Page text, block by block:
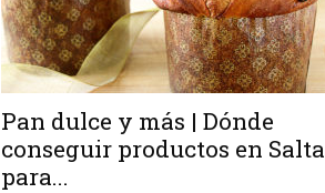
Pan dulce y más | Dónde
conseguir productos en Salta
para...